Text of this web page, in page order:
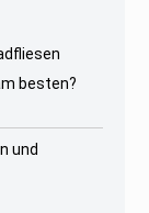
besten?
und